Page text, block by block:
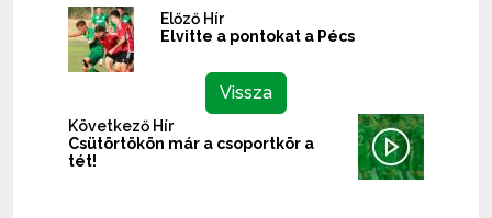
Előző Hír
Elvitte a pontokat a Pécs
Vissza
Következő Hír
Csütörtökön már a csoportkör a
tét!